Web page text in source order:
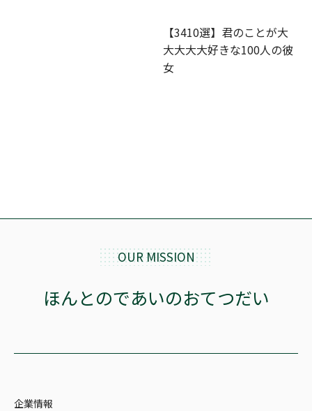
【3410選】君のことが大
大大大大好きな100人の彼
女
OUR MISSION
ほんとのであいのおてつだい
企業情報